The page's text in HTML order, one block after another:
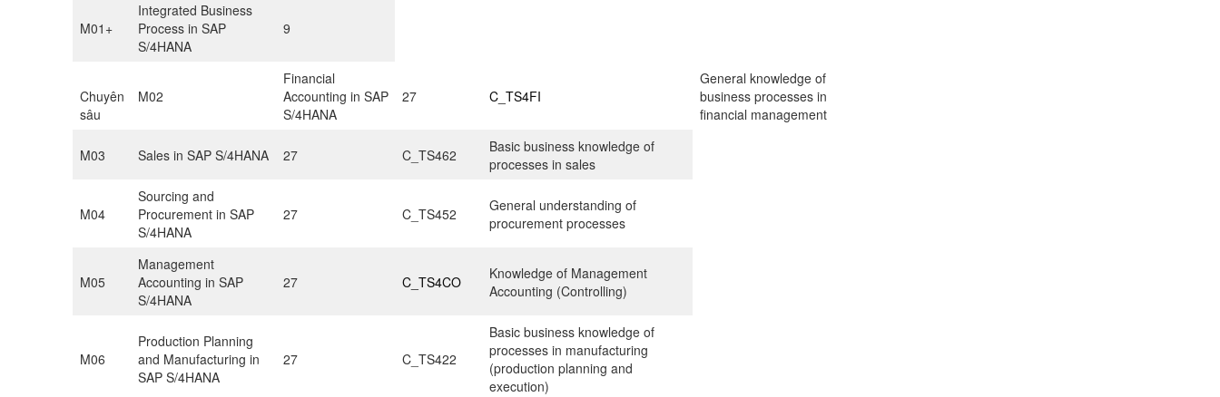
M01+
Integrated Business
Process in SAP
S/4HANA
9
Chuyên
sâu
M02
Financial
Accounting in SAP
S/4HANA
27 C_TS4FI
General knowledge of
business processes in
financial management
M03 Sales in SAP S/4HANA 27 C_TS462
Basic business knowledge of
processes in sales
M04
Sourcing and
Procurement in SAP
S/4HANA
27 C_TS452
General understanding of
procurement processes
M05
Management
Accounting in SAP
S/4HANA
27 C_TS4CO
Knowledge of Management
Accounting (Controlling)
M06
Production Planning
and Manufacturing in
SAP S/4HANA
27 C_TS422
Basic business knowledge of
processes in manufacturing
(production planning and
execution)